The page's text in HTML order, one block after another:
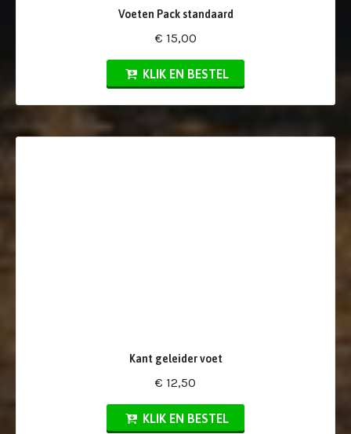
Voeten Pack standaard
€ 15,00
KLIK EN BESTEL
Kant geleider voet
€ 12,50
KLIK EN BESTEL